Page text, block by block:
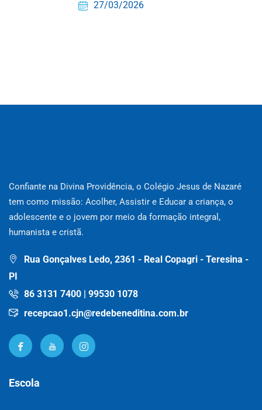
27/03/2026
Confiante na Divina Providência, o Colégio Jesus de Nazaré
tem como missão: Acolher, Assistir e Educar a criança, o
adolescente e o jovem por meio da formação integral,
humanista e cristã.
Rua Gonçalves Ledo, 2361 - Real Copagri - Teresina -
PI
86 3131 7400 | 99530 1078
recepcao1.cjn@redebeneditina.com.br
Escola